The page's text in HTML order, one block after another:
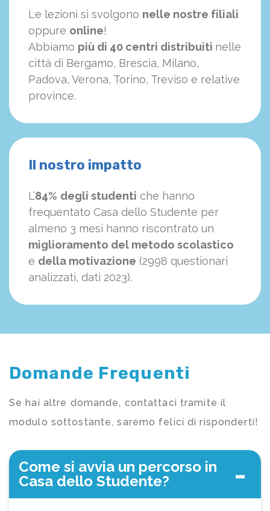
Le lezioni si svolgono nelle nostre filiali
oppure online!
Abbiamo più di 40 centri distribuiti nelle
città di Bergamo, Brescia, Milano,
Padova, Verona, Torino, Treviso e relative
province.
Il nostro impatto
L’84% degli studenti che hanno
frequentato Casa dello Studente per
almeno 3 mesi hanno riscontrato un
miglioramento del metodo scolastico
e della motivazione (2998 questionari
analizzati, dati 2023).
Domande Frequenti
Se hai altre domande, contattaci tramite il
modulo sottostante, saremo felici di risponderti!
Come si avvia un percorso in
Casa dello Studente?